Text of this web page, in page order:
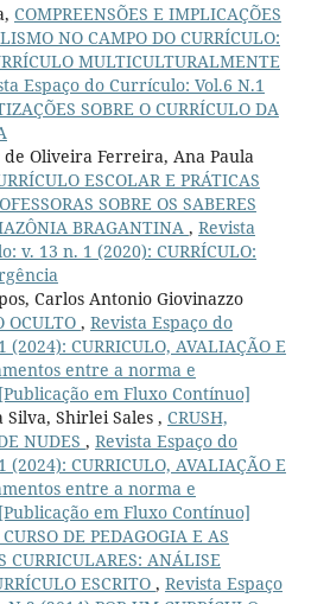
COMPREENSÕES E IMPLICAÇÕES
NO CAMPO DO CURRÍCULO:
MULTICULTURALMENTE
Espaço do Currículo: Vol.6 N.1
SOBRE O CURRÍCULO DA
Oliveira Ferreira, Ana Paula
ESCOLAR E PRÁTICAS
SOBRE OS SABERES
BRAGANTINA , Revista
v. 13 n. 1 (2020): CURRÍCULO:
Carlos Antonio Giovinazzo
OCULTO , Revista Espaço do
CURRICULO, AVALIAÇÃO E
entre a norma e
em Fluxo Contínuo]
Shirlei Sales , CRUSH,
NUDES , Revista Espaço do
CURRICULO, AVALIAÇÃO E
entre a norma e
em Fluxo Contínuo]
DE PEDAGOGIA E AS
CURRICULARES: ANÁLISE
ESCRITO , Revista Espaço